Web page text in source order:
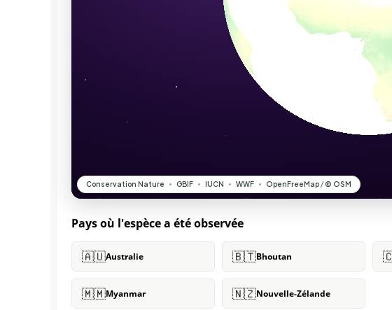
Pays où l'espèce a été observée
🇦🇺Australie 🇧🇹Bhoutan
🇲🇲Myanmar 🇳🇿Nouvelle-Zélande